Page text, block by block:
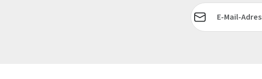
E-Mail-Adresse*